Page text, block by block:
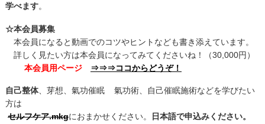
学べます。
☆本会員募集
本会員になると動画でのコツやヒントなども書き添えています。
詳しく見たい方は本会員になってみてくださいね！（30,000円）
本会員用ページ
⇒⇒⇒ココからどうぞ！
自己整体、芽想、氣功催眠 氣功術、自己催眠施術などを学びたい
方は
セルフケア.mkgにおまかせください。
日本語で申込みください。